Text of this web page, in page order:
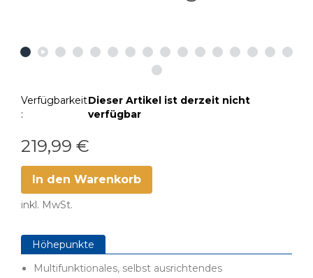
Verfügbarkeit
:
Dieser Artikel ist derzeit nicht
verfügbar
219,99 €
In den Warenkorb
inkl. MwSt.
Höhepunkte
Multifunktionales, selbst ausrichtendes